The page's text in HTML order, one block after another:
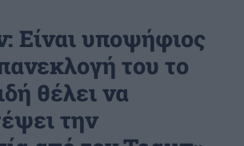
Είναι υποψήφιος
του το
θέλει να
την